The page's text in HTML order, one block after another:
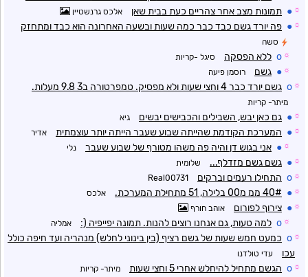
☼
● תמונות מצב אחר צהריים כעת בבית שאן אלכס גרנשטיין
☼
● פה יורד גשם כבד כבר כמה שעות ובשעה האחרונה הוא כבד ומתחזק
סשה
☼
o ללא הפסקה סיגל -קריות
☼
● גשם רוסמן פיעה
☼
o גשם יורד כבר 4 וחצי שעות ולא מפסיק. טמפרטורה ב3 9.8 מעלות.
מיתר- קריות
☼
● גם כאן יבש, השבילים והכבישים יבשים גיא
☼
● המערכת הקודמת שהייתה שבוע שעבר הייתה יותר עוצמתית אדיר
☼
● אני בגוש דן והיה פה משהו מטורף של שבוע שעבר נלי
☼
● גשם גשם מזדלף... שלומית
☼
o התחילו רעמים וברקים Real00731
☼
● 40# ממ מ00 בלילה, 51 מתחילת המערכת. אלכס
☼
● צירוף לפורום אוהב חורף
☼
o למה טעות, גם אנחנו רוצים להנות. תמונה יפייפיה (: אמליה
☼
o כמעט חמש שעות של גשם רציף (בין בינוני לחלש) מנהריה ועד חיפה כולל
עכו
עדי טולדנו
☼
o הגשם מתחיל להיחלש אחרי 5 וחצי שעות מיתר- קריות